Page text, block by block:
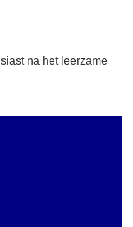
na het leerzame